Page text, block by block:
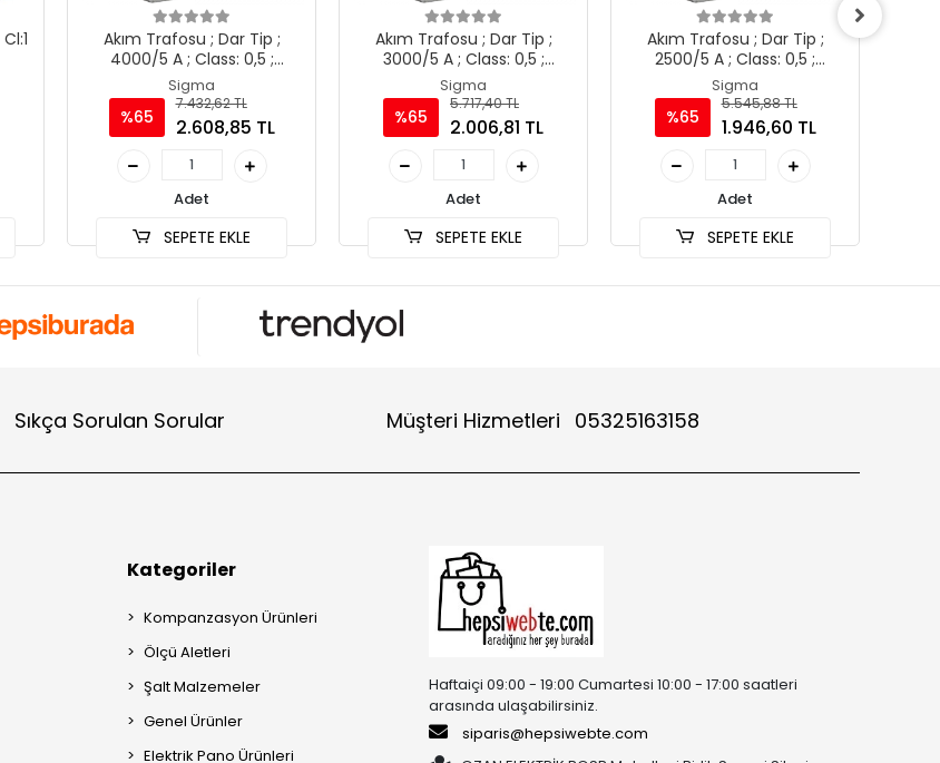
Akım Trafosu ; Dar Tip ;
4000/5 A ; Class: 0,5 ;
4x(100x10mm)
Sigma
%65
7.432,62 TL
2.608,85 TL
Adet
SEPETE EKLE
Akım Trafosu ; Dar Tip ;
3000/5 A ; Class: 0,5 ;
4x(100x10mm)
Sigma
%65
5.717,40 TL
2.006,81 TL
Adet
SEPETE EKLE
Akım Trafosu ; Dar Tip ;
2500/5 A ; Class: 0,5 ;
4x(100x10mm)
Sigma
%65
5.545,88 TL
1.946,60 TL
Adet
SEPETE EKLE
Sıkça Sorulan Sorular Müşteri Hizmetleri 05325163158
Kategoriler
Kompanzasyon Ürünleri
Ölçü Aletleri
Şalt Malzemeler
Genel Ürünler
Elektrik Pano Ürünleri
Haftaiçi 09:00 - 19:00 Cumartesi 10:00 - 17:00 saatleri
arasında ulaşabilirsiniz.
siparis@hepsiwebte.com